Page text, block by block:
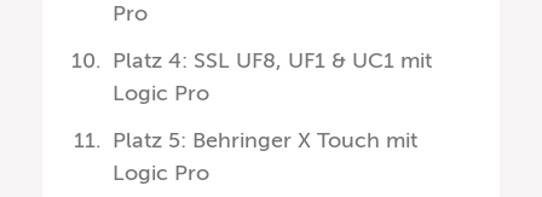
Pro
Platz 4: SSL UF8, UF1 & UC1 mit
Logic Pro
Platz 5: Behringer X Touch mit
Logic Pro